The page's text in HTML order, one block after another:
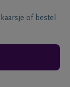
of bestel